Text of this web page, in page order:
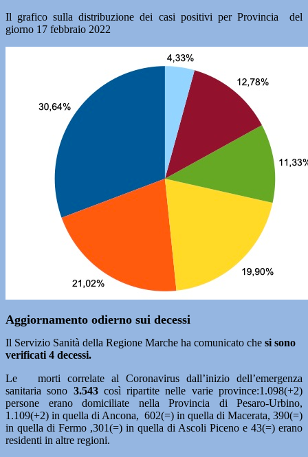
Il grafico sulla distribuzione dei casi positivi per Provincia del
giorno 17 febbraio 2022
Aggiornamento odierno sui decessi
Il Servizio Sanità della Regione Marche ha comunicato che si sono
verificati 4 decessi.
Le morti correlate al Coronavirus dall’inizio dell’emergenza
sanitaria sono 3.543 così ripartite nelle varie province:1.098(+2)
persone erano domiciliate nella Provincia di Pesaro-Urbino,
1.109(+2) in quella di Ancona, 602(=) in quella di Macerata, 390(=)
in quella di Fermo ,301(=) in quella di Ascoli Piceno e 43(=) erano
residenti in altre regioni.